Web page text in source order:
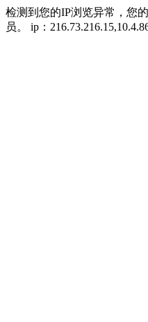
检测到您的IP浏览异常，您
员。 ip：